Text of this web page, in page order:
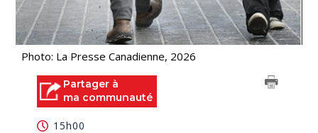
Photo: La Presse Canadienne, 2026
Partager à
ma communauté
15h00